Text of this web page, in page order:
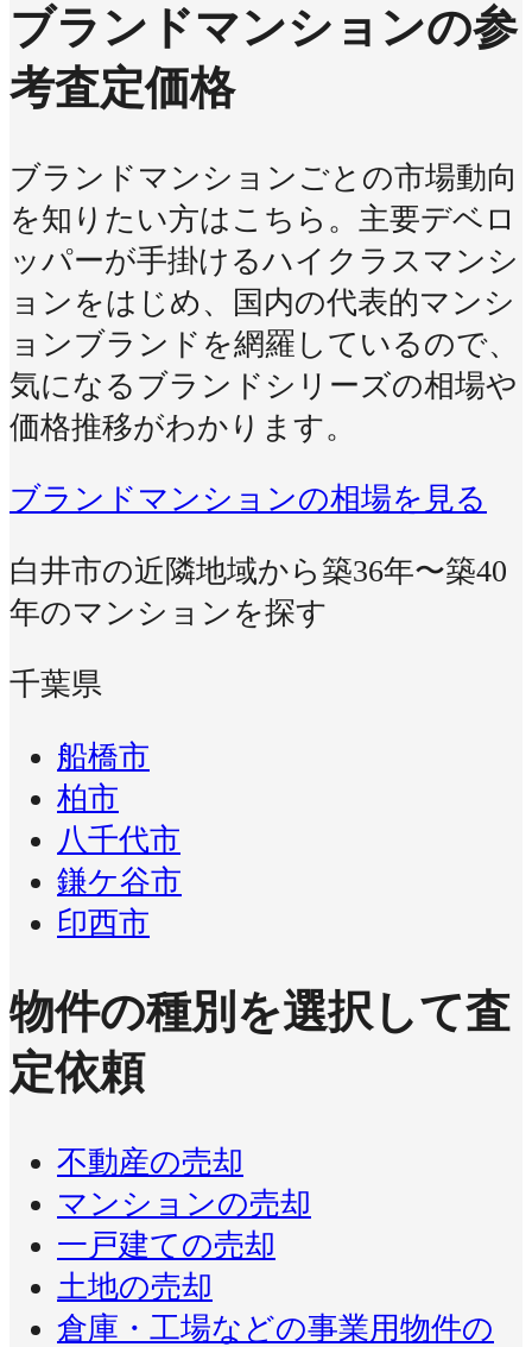
ブランドマンションの参
考査定価格
ブランドマンションごとの市場動向
を知りたい方はこちら。主要デベロ
ッパーが手掛けるハイクラスマンシ
ョンをはじめ、国内の代表的マンシ
ョンブランドを網羅しているので、
気になるブランドシリーズの相場や
価格推移がわかります。
ブランドマンションの相場を見る
白井市の近隣地域から築36年〜築40
年のマンションを探す
千葉県
船橋市
柏市
八千代市
鎌ケ谷市
印西市
物件の種別を選択して査
定依頼
不動産の売却
マンションの売却
一戸建ての売却
土地の売却
倉庫・工場などの事業用物件の